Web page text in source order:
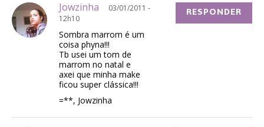
Jowzinha
03/01/2011 -
12h10
Sombra marrom é um
coisa phyna!!!
Tb usei um tom de
marrom no natal e
axei que minha make
ficou super clássica!!!
=**, Jowzinha
RESPONDER